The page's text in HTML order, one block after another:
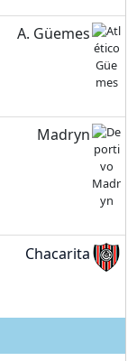
A. Güemes
Madryn
Chacarita